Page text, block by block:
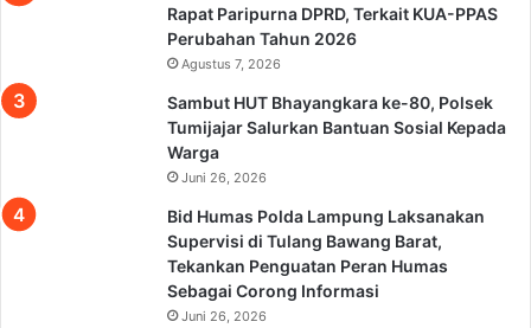
Rapat Paripurna DPRD, Terkait KUA-PPAS
Perubahan Tahun 2026
Agustus 7, 2026
Sambut HUT Bhayangkara ke-80, Polsek
Tumijajar Salurkan Bantuan Sosial Kepada
Warga
Juni 26, 2026
Bid Humas Polda Lampung Laksanakan
Supervisi di Tulang Bawang Barat,
Tekankan Penguatan Peran Humas
Sebagai Corong Informasi
Juni 26, 2026